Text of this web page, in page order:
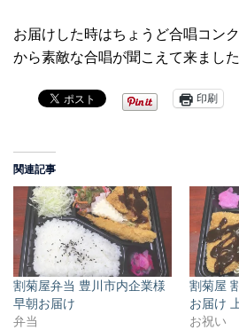
お届けした時はちょうど合唱コン
から素敵な合唱が聞こえて来ました
印刷
関連記事
割菊屋弁当 豊川市内企業様
早朝お届け
弁当
割菊屋
お届け
お祝い